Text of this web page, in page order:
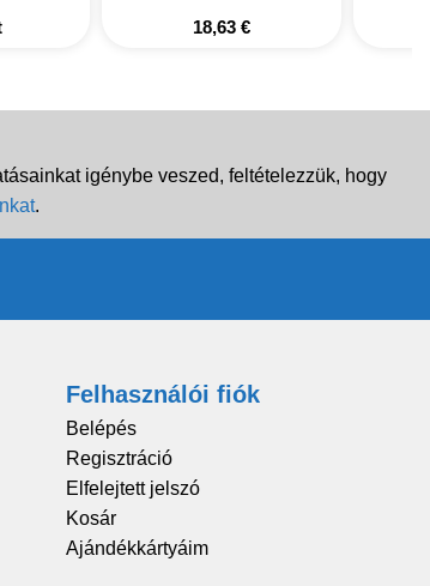
18,63 €
igénybe veszed, feltételezzük, hogy
.
Felhasználói fiók
Belépés
Regisztráció
Elfelejtett jelszó
Kosár
Ajándékkártyáim